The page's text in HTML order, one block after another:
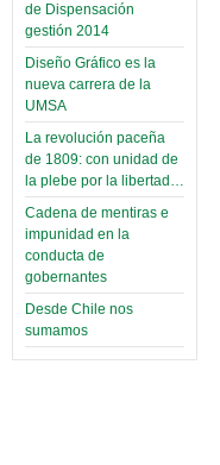
de Dispensación
gestión 2014
Diseño Gráfico es la
nueva carrera de la
UMSA
La revolución paceña
de 1809: con unidad de
la plebe por la libertad…
Cadena de mentiras e
impunidad en la
conducta de
gobernantes
Desde Chile nos
sumamos